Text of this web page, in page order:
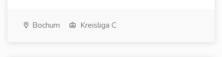
Bochum Kreisliga C